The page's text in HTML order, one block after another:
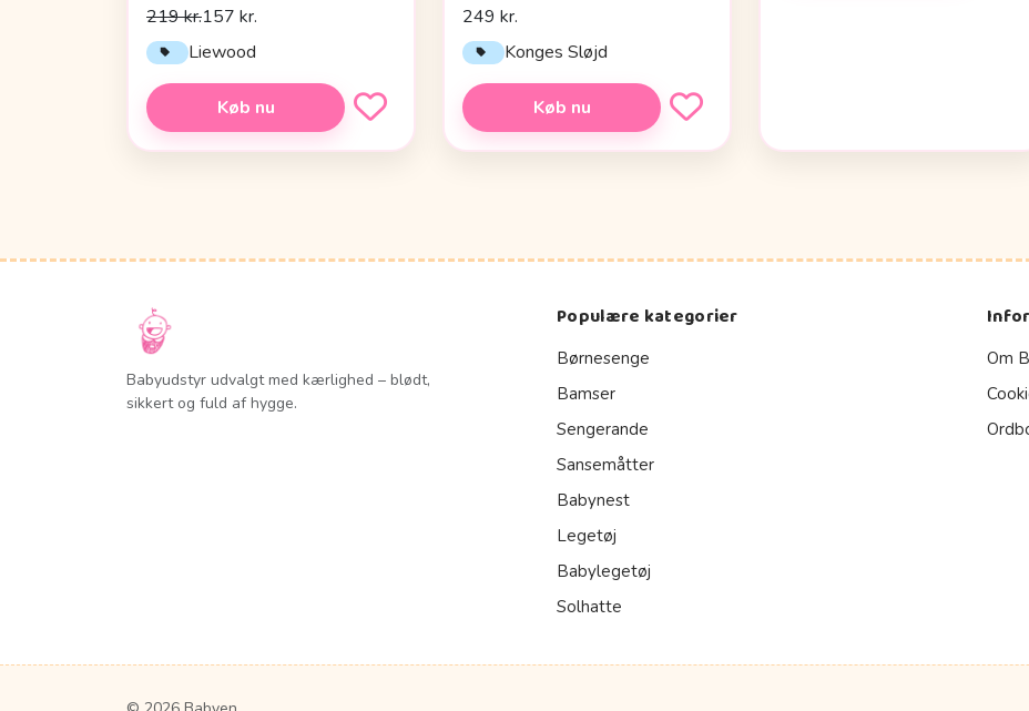
219 kr.157 kr.
Liewood
Køb nu
249 kr.
Konges Sløjd
Køb nu
Babyudstyr udvalgt med kærlighed – blødt,
sikkert og fuld af hygge.
Populære kategorier
Børnesenge
Bamser
Sengerande
Sansemåtter
Babynest
Legetøj
Babylegetøj
Solhatte
Om